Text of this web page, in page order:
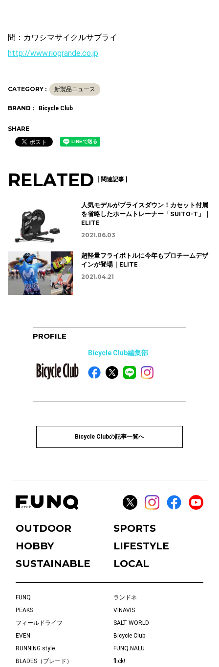
問：カワシマサイクルサプライ
http://www.riogrande.co.jp
CATEGORY : 新製品ニュース
BRAND : Bicycle Club
SHARE
RELATED [ 関連記事 ]
人気モデルがプライスダウン！カセット付属
を省略したホームトレーナー「SUITO-T」｜
ELITE
2021.06.03
超軽量フライボトルに今年もプロチームデザ
インが登場｜ELITE
2021.04.21
PROFILE
Bicycle Club編集部
Bicycle Clubの記事一覧へ
OUTDOOR
SPORTS
HOBBY
LIFESTYLE
SUSTAINABLE
LOCAL
FUNQ
ランドネ
PEAKS
VINAVIS
フィールドライフ
SALT WORLD
EVEN
Bicycle Club
RUNNING style
FUNQ NALU
BLADES（ブレード）
flick!